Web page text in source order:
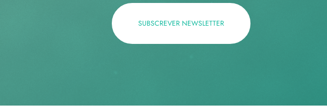
SUBSCREVER NEWSLETTER